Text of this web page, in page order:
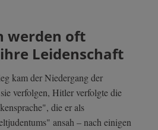
werden oft
Leidenschaft
kam der Niedergang der
verfolgen, Hitler verfolgte die
die er als
ansah – nach einigen